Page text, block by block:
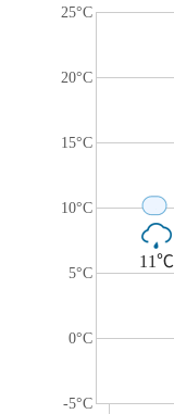
25°C
20°C
15°C
10°C
5°C
0°C
-5°C
11℃